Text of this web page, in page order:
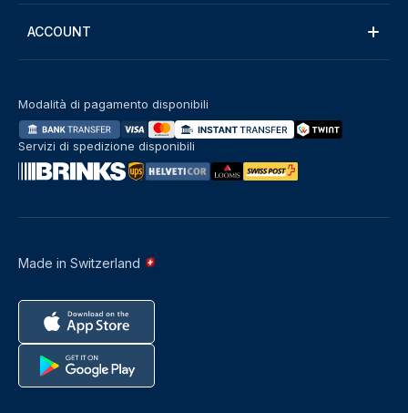
ACCOUNT
Made in Switzerland
Modalità di pagamento disponibili
Servizi di spedizione disponibili